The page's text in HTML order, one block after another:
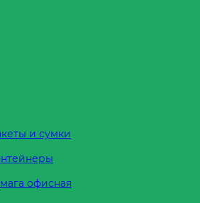
и сумки
офисная